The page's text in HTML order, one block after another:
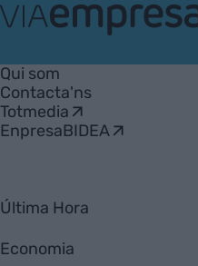
Empresa
Qui som
Contacta'ns
Totmedia
EnpresaBIDEA
Última Hora
Economia